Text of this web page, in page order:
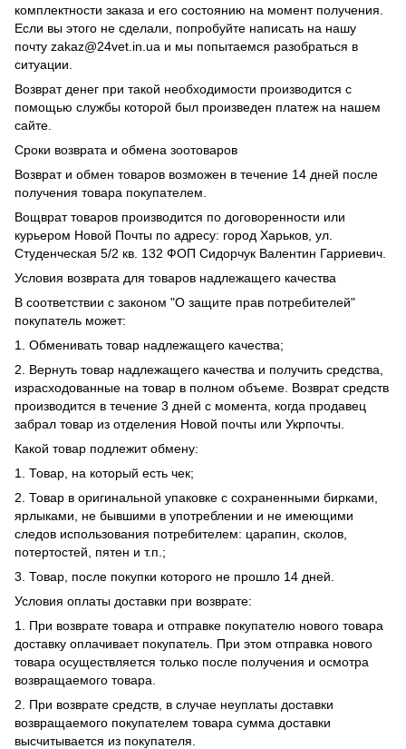
комплектности заказа и его состоянию на момент получения.
Если вы этого не сделали, попробуйте написать на нашу
почту zakaz@24vet.in.ua и мы попытаемся разобраться в
ситуации.
Возврат денег при такой необходимости производится с
помощью службы которой был произведен платеж на нашем
сайте.
Сроки возврата и обмена зоотоваров
Возврат и обмен товаров возможен в течение 14 дней после
получения товара покупателем.
Вощврат товаров производится по договоренности или
курьером Новой Почты по адресу: город Харьков, ул.
Студенческая 5/2 кв. 132 ФОП Сидорчук Валентин Гарриевич.
Условия возврата для товаров надлежащего качества
В соответствии с законом "О защите прав потребителей"
покупатель может:
1. Обменивать товар надлежащего качества;
2. Вернуть товар надлежащего качества и получить средства,
израсходованные на товар в полном объеме. Возврат средств
производится в течение 3 дней с момента, когда продавец
забрал товар из отделения Новой почты или Укрпочты.
Какой товар подлежит обмену:
1. Товар, на который есть чек;
2. Товар в оригинальной упаковке с сохраненными бирками,
ярлыками, не бывшими в употреблении и не имеющими
следов использования потребителем: царапин, сколов,
потертостей, пятен и т.п.;
3. Товар, после покупки которого не прошло 14 дней.
Условия оплаты доставки при возврате:
1. При возврате товара и отправке покупателю нового товара
доставку оплачивает покупатель. При этом отправка нового
товара осуществляется только после получения и осмотра
возвращаемого товара.
2. При возврате средств, в случае неуплаты доставки
возвращаемого покупателем товара сумма доставки
высчитывается из покупателя.